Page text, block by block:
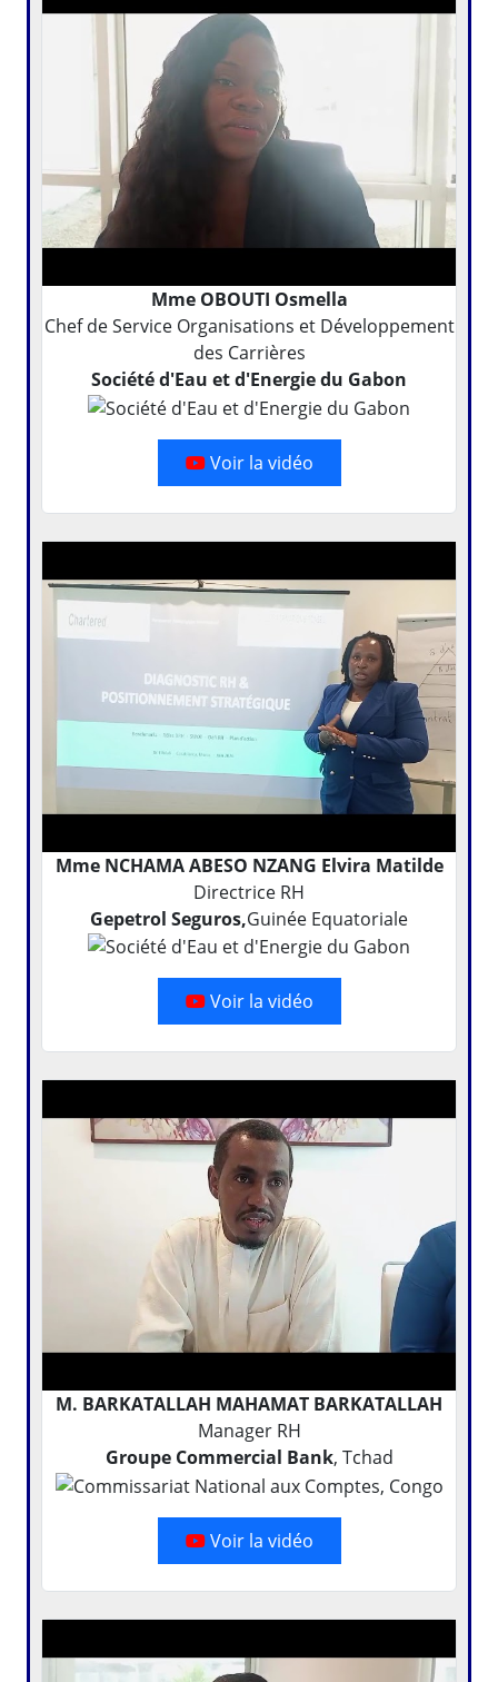
Mme OBOUTI Osmella
Chef de Service Organisations et Développement
des Carrières
Société d'Eau et d'Energie du Gabon
Voir la vidéo
Mme NCHAMA ABESO NZANG Elvira Matilde
Directrice RH
Gepetrol Seguros,Guinée Equatoriale
Voir la vidéo
M. BARKATALLAH MAHAMAT BARKATALLAH
Manager RH
Groupe Commercial Bank, Tchad
Voir la vidéo